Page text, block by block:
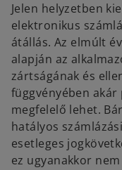
Jelen helyzetben
elektronikus
átállás. Az elmúlt
alapján az
zártságának és
függvényében
megfelelő lehet.
hatályos
esetleges
ez ugyanakkor